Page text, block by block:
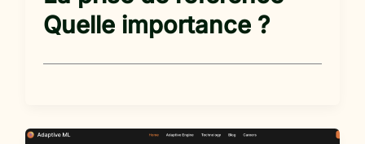
Quelle importance ?